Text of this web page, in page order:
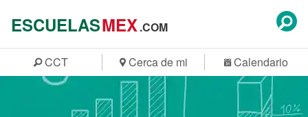
ESCUELASMEX.COM
CCT Cerca de mi Calendario